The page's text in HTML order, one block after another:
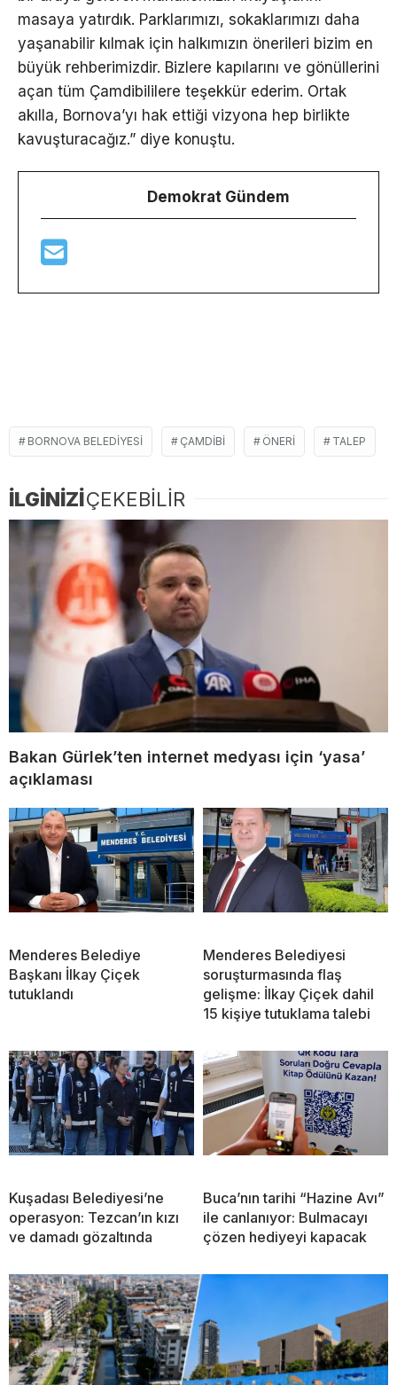
masaya yatırdık. Parklarımızı, sokaklarımızı daha
yaşanabilir kılmak için halkımızın önerileri bizim en
büyük rehberimizdir. Bizlere kapılarını ve gönüllerini
açan tüm Çamdibililere teşekkür ederim. Ortak
akılla, Bornova’yı hak ettiği vizyona hep birlikte
kavuşturacağız.” diye konuştu.
Demokrat Gündem
BORNOVA BELEDIYESI ÇAMDIBI ÖNERI TALEP
İLGİNİZİÇEKEBİLİR
Bakan Gürlek’ten internet medyası için ‘yasa’
açıklaması
Menderes Belediye
Başkanı İlkay Çiçek
tutuklandı
Menderes Belediyesi
soruşturmasında flaş
gelişme: İlkay Çiçek dahil
15 kişiye tutuklama talebi
Kuşadası Belediyesi’ne
operasyon: Tezcan’ın kızı
ve damadı gözaltında
Buca’nın tarihi “Hazine Avı”
ile canlanıyor: Bulmacayı
çözen hediyeyi kapacak